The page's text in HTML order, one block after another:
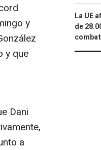
y
y que
Dani
a
La UE
de